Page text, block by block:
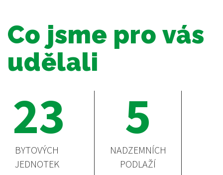
Co jsme pro vás
udělali
23
BYTOVÝCH
JEDNOTEK
5
NADZEMNÍCH
PODLAŽÍ